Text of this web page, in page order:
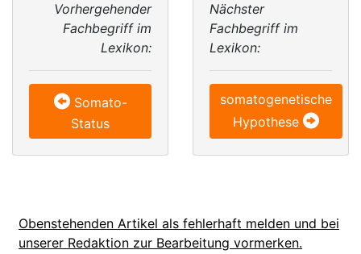
Vorhergehender
Fachbegriff im
Lexikon:
Somato-
Status
Nächster
Fachbegriff im
Lexikon:
somatogenetische
Hypothese
Obenstehenden Artikel als fehlerhaft melden und bei
unserer Redaktion zur Bearbeitung vormerken.